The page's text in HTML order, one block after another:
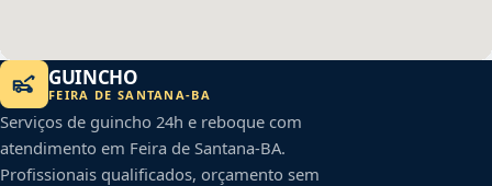
GUINCHO
FEIRA DE SANTANA-BA
Serviços de guincho 24h e reboque com
atendimento em Feira de Santana-BA.
Profissionais qualificados, orçamento sem